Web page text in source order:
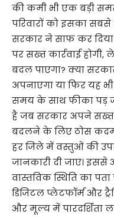
की कमी भी एक बड़ी
परिवारों को इसका सबसे
सरकार ने साफ कर दिया
पर सख्त कार्रवाई
बदल पाएगा? क्या
अपनाएगा या फिर यह
समय के साथ फीका पड़
है जब सरकार अपने सख्त
बदलने के लिए ठोस कदम
हर जिले में वस्तुओं की
जानकारी दी जाए।
वास्तविक स्थिति का
डिजिटल प्लेटफॉर्म और
और मूल्य में पारदर्शिता